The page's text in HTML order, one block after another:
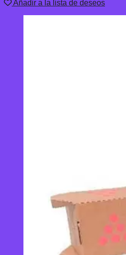
Añadir a la lista de deseos